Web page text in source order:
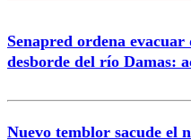
Correo
Senapred ordena
desborde del río Damas:
Nuevo temblor sacude el